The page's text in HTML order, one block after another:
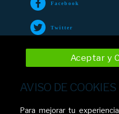
Facebook
Twitter
AVISO DE COOKIES
Para mejorar tu
Aceptar y